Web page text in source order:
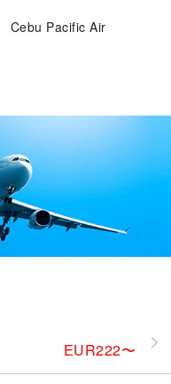
Cebu Pacific Air
EUR222〜